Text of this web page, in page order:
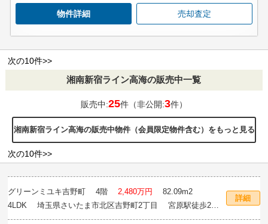
物件詳細 売却査定
次の10件>>
湘南新宿ライン高海の販売中一覧
販売中:25件（非公開:3件）
湘南新宿ライン高海の販売中物件（会員限定物件含む）をもっと見る
次の10件>>
グリーンミユキ吉野町 4階 2,480万円 82.09m2
4LDK 埼玉県さいたま市北区吉野町2丁目 宮原駅徒歩23
分
詳細